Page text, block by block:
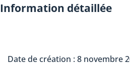
Information détaillée
Date de création : 8 novembre